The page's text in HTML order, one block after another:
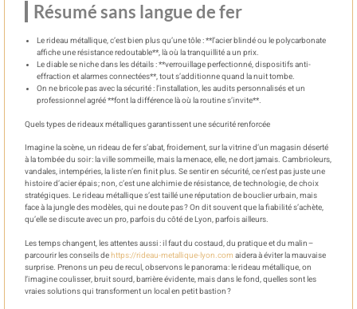
Résumé sans langue de fer
Le rideau métallique, c’est bien plus qu’une tôle : **l’acier blindé ou le polycarbonate
affiche une résistance redoutable**, là où la tranquillité a un prix.
Le diable se niche dans les détails : **verrouillage perfectionné, dispositifs anti-
effraction et alarmes connectées**, tout s’additionne quand la nuit tombe.
On ne bricole pas avec la sécurité : l’installation, les audits personnalisés et un
professionnel agréé **font la différence là où la routine s’invite**.
Quels types de rideaux métalliques garantissent une sécurité renforcée
Imagine la scène, un rideau de fer s’abat, froidement, sur la vitrine d’un magasin déserté
à la tombée du soir : la ville sommeille, mais la menace, elle, ne dort jamais. Cambrioleurs,
vandales, intempéries, la liste n’en finit plus. Se sentir en sécurité, ce n’est pas juste une
histoire d’acier épais ; non, c’est une alchimie de résistance, de technologie, de choix
stratégiques. Le rideau métallique s’est taillé une réputation de bouclier urbain, mais
face à la jungle des modèles, qui ne doute pas ? On dit souvent que la fiabilité s’achète,
qu’elle se discute avec un pro, parfois du côté de Lyon, parfois ailleurs.
Les temps changent, les attentes aussi : il faut du costaud, du pratique et du malin –
parcourir les conseils dehttps://rideau-metallique-lyon.com aidera à éviter la mauvaise
surprise. Prenons un peu de recul, observons le panorama : le rideau métallique, on
l’imagine coulisser, bruit sourd, barrière évidente, mais dans le fond, quelles sont les
vraies solutions qui transforment un local en petit bastion ?